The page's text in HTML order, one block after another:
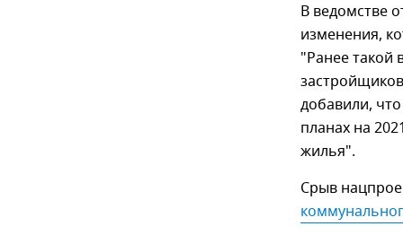
В ведомстве
изменения,
"Ранее такой
добавили,
планах на
жилья".
Срыв